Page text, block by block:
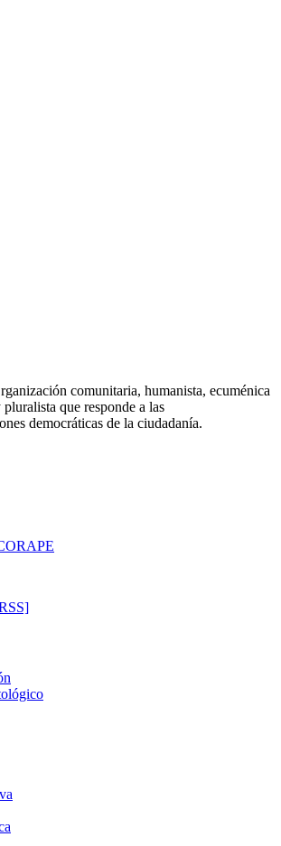
comunitaria, humanista, ecuménica
pluralista que responde a las
democráticas de la ciudadanía.